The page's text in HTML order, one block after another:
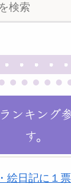
ンキング
す。
絵日記に１票